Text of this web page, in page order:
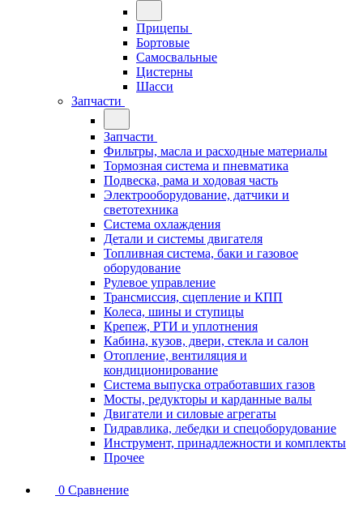
Прицепы
Бортовые
Самосвальные
Цистерны
Шасси
Запчасти
Запчасти
Фильтры, масла и расходные материалы
Тормозная система и пневматика
Подвеска, рама и ходовая часть
Электрооборудование, датчики и
светотехника
Система охлаждения
Детали и системы двигателя
Топливная система, баки и газовое
оборудование
Рулевое управление
Трансмиссия, сцепление и КПП
Колеса, шины и ступицы
Крепеж, РТИ и уплотнения
Кабина, кузов, двери, стекла и салон
Отопление, вентиляция и
кондиционирование
Система выпуска отработавших газов
Мосты, редукторы и карданные валы
Двигатели и силовые агрегаты
Гидравлика, лебедки и спецоборудование
Инструмент, принадлежности и комплекты
Прочее
0 Сравнение